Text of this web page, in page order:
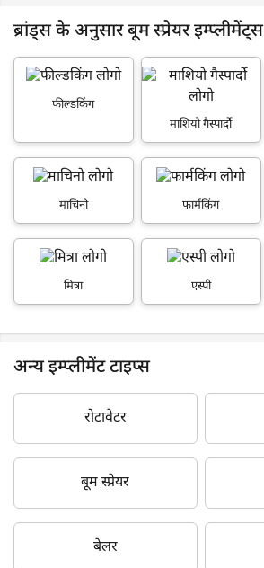
ब्रांड्स के अनुसार बूम स्प्रेयर इम्प्लीमेंट्स
फील्डकिंग
माशियो गैस्पार्दो
माचिनो फार्मकिंग
मित्रा एस्पी
अन्य इम्प्लीमेंट टाइप्स
रोटावेटर
बूम स्प्रेयर
बेलर